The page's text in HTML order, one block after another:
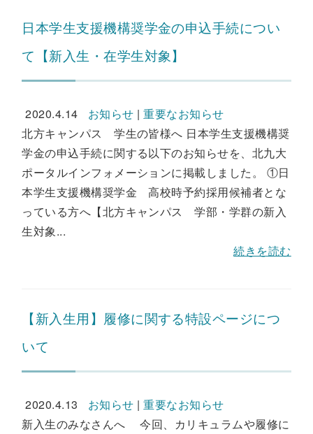
日本学生支援機構奨学金の申込手続につい
て【新入生・在学生対象】
2020.4.14 お知らせ |重要なお知らせ
北方キャンパス 学生の皆様へ 日本学生支援機構奨
学金の申込手続に関する以下のお知らせを、北九大
ポータルインフォメーションに掲載しました。 ①日
本学生支援機構奨学金 高校時予約採用候補者とな
っている方へ【北方キャンパス 学部・学群の新入
生対象...
続きを読む
【新入生用】履修に関する特設ページにつ
いて
2020.4.13 お知らせ |重要なお知らせ
新入生のみなさんへ 今回、カリキュラムや履修に